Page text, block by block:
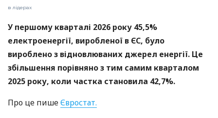
в лідерах
У першому кварталі 2026 року 45,5%
електроенергії, виробленої в ЄС, було
вироблено з відновлюваних джерел енергії. Це
збільшення порівняно з тим самим кварталом
2025 року, коли частка становила 42,7%.
Про це пишеЄвростат.